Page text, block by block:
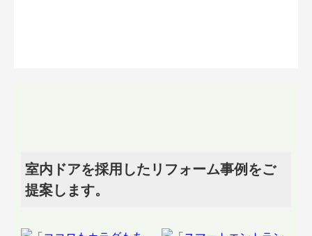
室内ドアを採用したリフォーム事例をご
提案します。